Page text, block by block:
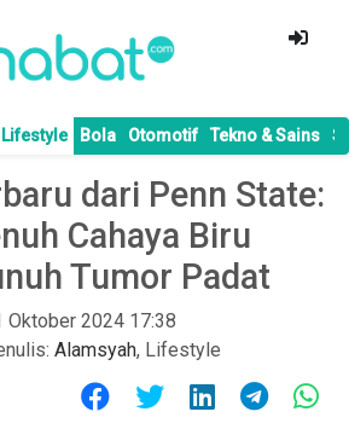
Lifestyle Bola Otomotif Tekno & Sains
dari Penn State:
Cahaya Biru
Tumor Padat
Oktober 2024 17:38
Alamsyah, Lifestyle